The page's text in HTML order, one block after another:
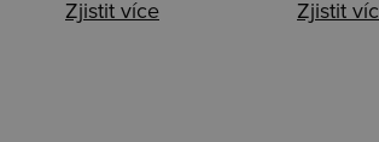
Zjistit více Zjistit